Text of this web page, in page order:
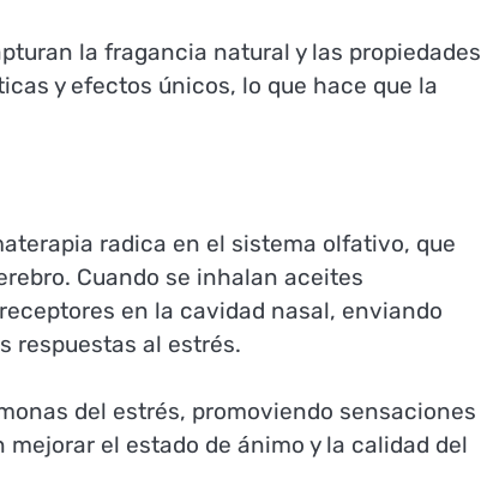
la fragancia natural y las propiedades
y efectos únicos, lo que hace que la
radica en el sistema olfativo, que
Cuando se inhalan aceites
en la cavidad nasal, enviando
respuestas al estrés.
del estrés, promoviendo sensaciones
el estado de ánimo y la calidad del